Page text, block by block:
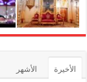
الأخيرة الأشهر